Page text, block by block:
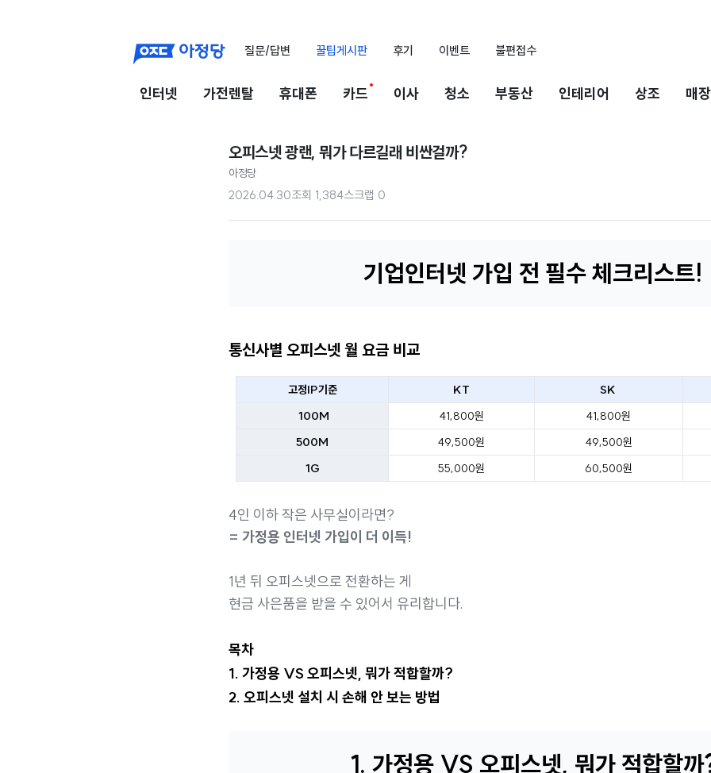
질문/답변 꿀팁게시판 후기 이벤트 불편접수
인터넷 가전렌탈 휴대폰 카드 이사 청소 부동산 인테리어 상조 매
오피스넷 광랜, 뭐가 다르길래 비싼걸까?
아정당
2026.04.30조회 1,384스크랩 0
기업인터넷 가입 전 필수 체크리스트!
통신사별 오피스넷 월 요금 비교
고정IP기준 KT
SK
100M
41,800원
41,800원
500M
49,500원
49,500원
1G
55,000원 60,500원
4인 이하 작은 사무실이라면?
= 가정용 인터넷 가입이 더 이득!
1년 뒤 오피스넷으로 전환하는 게
현금 사은품을 받을 수 있어서 유리합니다.
목차
1. 가정용 VS 오피스넷, 뭐가 적합할까?
2. 오피스넷 설치 시 손해 안 보는 방법
1. 가정용 VS 오피스넷, 뭐가 적합할까